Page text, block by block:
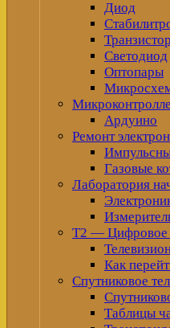
Диод
Светодиод
Оптопары
Ардуино
Ремонт
Газовые
Лаборатория
Т2 — Цифровое
Как
Спутниковое
Таблицы